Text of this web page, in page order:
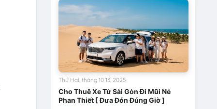
Cho Thuê Xe Từ Sài Gòn Đi Mũi Né
Phan Thiết [ Đưa Đón Đúng Giờ ]
Thứ Hai, tháng 10 13, 2025